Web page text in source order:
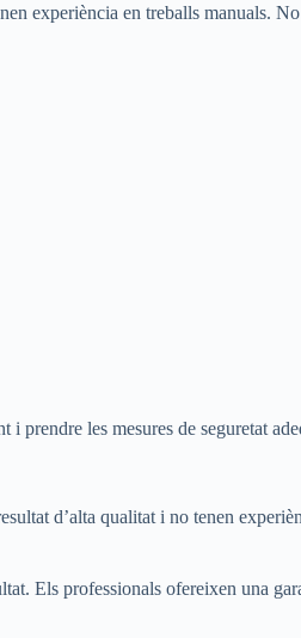
experiència en treballs manuals.
les mesures de seguretat
d’alta qualitat i no tenen
Els professionals ofereixen una